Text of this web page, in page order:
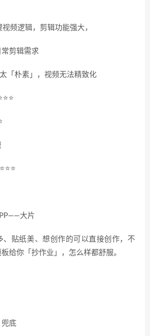
频逻辑，剪辑功能强大，
剪辑需求
「朴素」，视频无法精致化
大片
、贴纸美、想创作的可以直接创作，不
给你「抄作业」，怎么样都舒服。
兜底